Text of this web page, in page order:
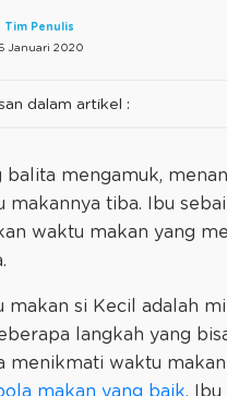
Tim Penulis
Januari 2020
dalam artikel :
balita mengamuk,
makannya tiba. Ibu
waktu makan yang
makan si Kecil adalah
langkah yang
menikmati waktu
makan yang baik.